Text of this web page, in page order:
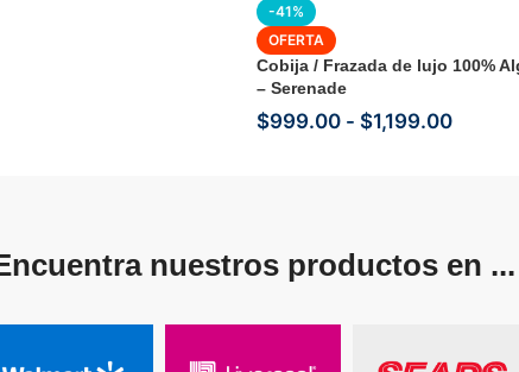
-41%
OFERTA
Cobija / Frazada de lujo 100%
– Serenade
$999.00 - $1,199.00
nuestros productos en ...